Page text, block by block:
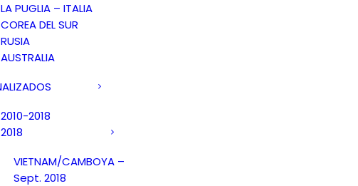
LA PUGLIA – ITALIA
COREA DEL SUR
RUSIA
AUSTRALIA
2010-2018
2018
VIETNAM/CAMBOYA –
Sept. 2018